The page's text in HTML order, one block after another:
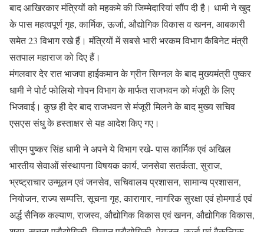
बाद आखिरकार मंत्रियों को महकमे की जिम्मेदारियां सौंप दी है। धामी ने खुद
के पास महत्वपूर्ण गृह, कार्मिक, ऊर्जा, औद्योगिक विकास व खनन, आबकारी
समेत 23 विभाग रखे हैं। मंत्रियों में सबसे भारी भरकम विभाग कैबिनेट मंत्री
सतपाल महाराज को दिए हैं।
मंगलवार देर रात भाजपा हाईकमान के ग्रीन सिग्नल के बाद मुख्यमंत्री पुष्कर
धामी ने पोर्ट फोलियो गोपन विभाग के मार्फत राजभवन को मंजूरी के लिए
भिजवाई। कुछ ही देर बाद राजभवन से मंजूरी मिलने के बाद मुख्य सचिव
एसएस संधु के हस्ताक्षर से यह आदेश किए गए।
सीएम पुष्कर सिंह धामी ने अपने ये विभाग रखे- पास कार्मिक एवं अखिल
भारतीय सेवाओं संस्थापना विषयक कार्य, जनसेवा सतर्कता, सुराज,
भ्रष्ट्राचार उन्मूलन एवं जनसेव, सचिवालय प्रशासन, सामान्य प्रशासन,
नियोजन, राज्य सम्पत्ति, सूचना गृह, कारागार, नागरिक सुरक्षा एवं होमगार्ड एवं
अर्द्ध सैनिक कल्याण, राजस्व, औद्योगिक विकास एवं खनन, औद्योगिक विकास,